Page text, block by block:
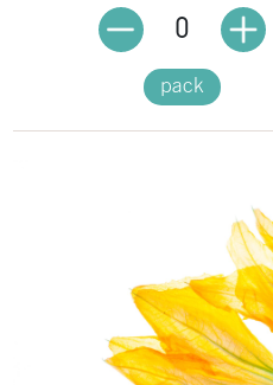
pack
0